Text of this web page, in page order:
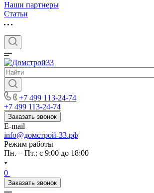
Наши партнеры
Статьи
+7 499 113-24-74
+7 499 113-24-74
Заказать звонок
E-mail
info@домстрой-33.рф
Режим работы
Пн. – Пт.: с 9:00 до 18:00
0
Заказать звонок